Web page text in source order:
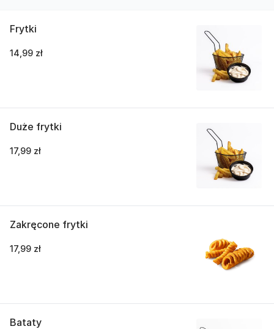
Frytki
14,99 zł
Duże frytki
17,99 zł
Zakręcone frytki
17,99 zł
Bataty